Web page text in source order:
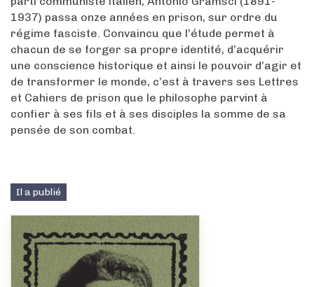
1937) passa onze années en prison, sur ordre du
régime fasciste. Convaincu que l’étude permet à
chacun de se forger sa propre identité, d’acquérir
une conscience historique et ainsi le pouvoir d’agir et
de transformer le monde, c’est à travers ses Lettres
et Cahiers de prison que le philosophe parvint à
confier à ses fils et à ses disciples la somme de sa
pensée de son combat.
Il a publié